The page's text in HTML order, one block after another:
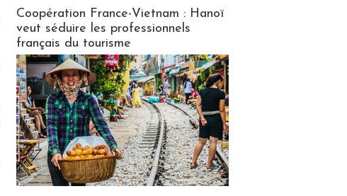
Coopération France-Vietnam : Hanoï
veut séduire les professionnels
français du tourisme